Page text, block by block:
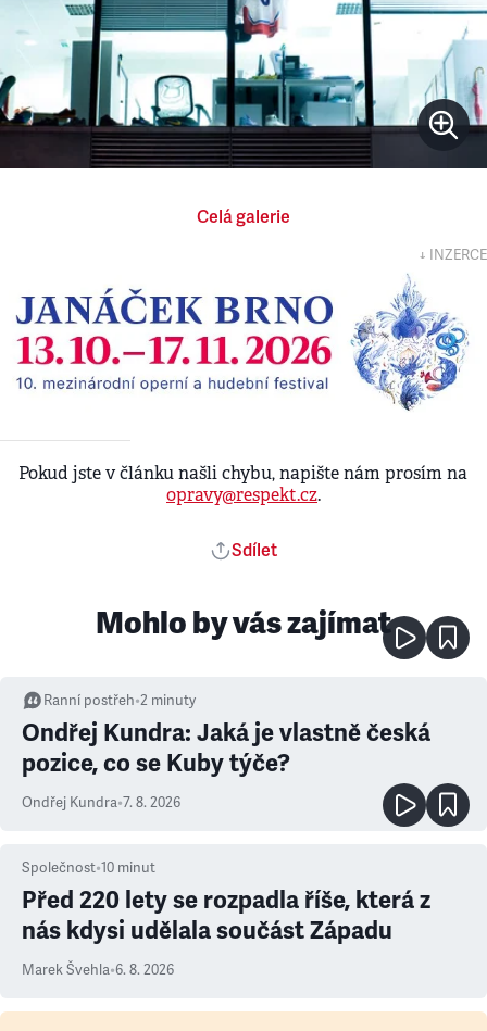
Celá galerie
↓ INZERCE
Pokud jste v článku našli chybu, napište nám prosím na
opravy@respekt.cz.
Sdílet
Mohlo by vás zajímat
Ranní postřeh•2 minuty
Ondřej Kundra: Jaká je vlastně česká
pozice, co se Kuby týče?
Ondřej Kundra•7. 8. 2026
Společnost•10 minut
Před 220 lety se rozpadla říše, která z
nás kdysi udělala součást Západu
Marek Švehla•6. 8. 2026